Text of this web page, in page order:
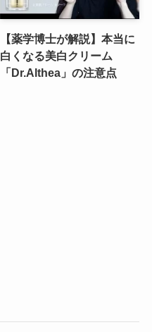
【薬学博士が解説】本当に
白くなる美白クリーム
「Dr.Althea」の注意点